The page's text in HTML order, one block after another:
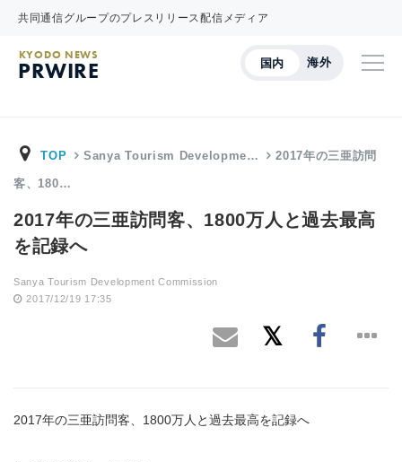
共同通信グループのプレスリリース配信メディア
国内 海外
KYODO NEWS
PRWIRE
TOP Sanya Tourism Developme… 2017年の三亜訪問
客、180…
2017年の三亜訪問客、1800万人と過去最高
を記録へ
Sanya Tourism Development Commission
2017/12/19 17:35
2017年の三亜訪問客、1800万人と過去最高を記録へ